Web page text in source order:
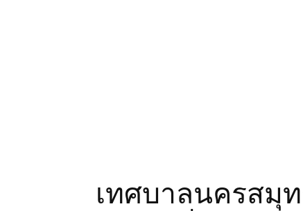
เทศบาลนครสมุ